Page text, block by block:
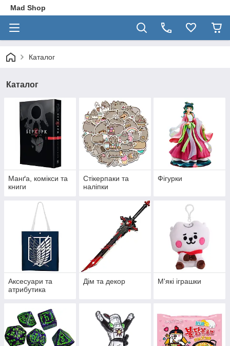
Mad Shop
Каталог
Каталог
Манґа, комікси та
книги
Стікерпаки та
наліпки
Фігурки
Аксесуари та
атрибутика
Дім та декор М'які іграшки